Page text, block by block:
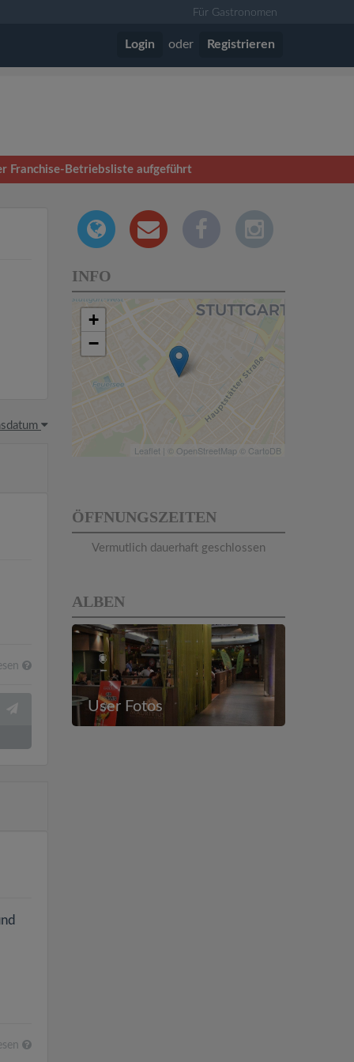
Für Gastronomen
Login oder Registrieren
Franchise-Betriebsliste aufgeführt
INFO
+
−
Leaflet | © OpenStreetMap © CartoDB
ÖFFNUNGSZEITEN
Vermutlich dauerhaft geschlossen
ALBEN
User Fotos